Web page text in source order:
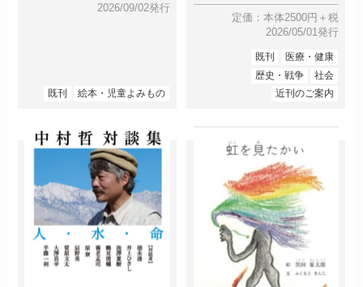
2026/09/02発行
既刊 絵本・児童よみもの
定価：本体2500円＋税
2026/05/01発行
既刊
医療・健康
歴史・戦争
社会
近刊のご案内